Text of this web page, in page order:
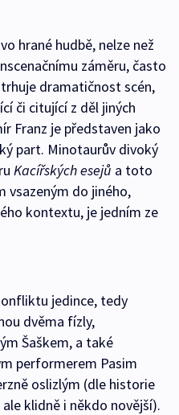
hrané hudbě, nelze než
záměru, často
dramatičnost scén,
či citující z děl jiných
Franz je představen jako
part. Minotaurův divoký
Kacířských esejů a toto
vsazeným do jiného,
kontextu, je jedním ze
jedince, tedy
dvěma fízly,
Šaškem, a také
performerem Pasim
oslizlým (dle historie
klidně i někdo novější).